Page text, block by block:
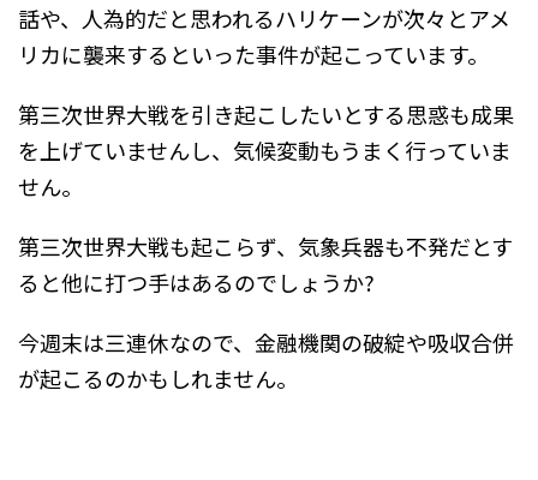
話や、人為的だと思われるハリケーンが次々とアメ
リカに襲来するといった事件が起こっています。
第三次世界大戦を引き起こしたいとする思惑も成果
を上げていませんし、気候変動もうまく行っていま
せん。
第三次世界大戦も起こらず、気象兵器も不発だとす
ると他に打つ手はあるのでしょうか?
今週末は三連休なので、金融機関の破綻や吸収合併
が起こるのかもしれません。